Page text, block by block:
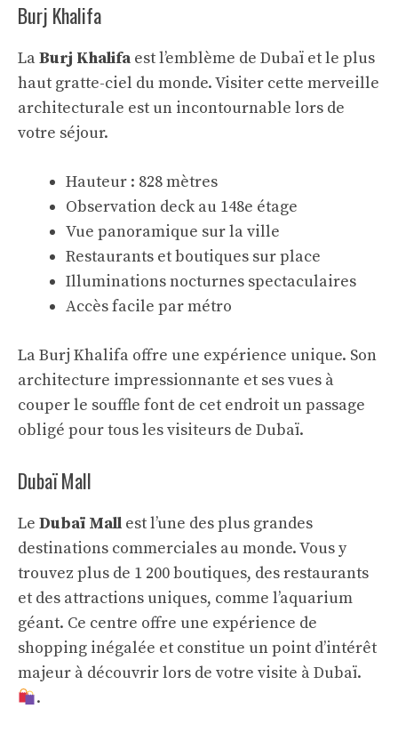
Burj Khalifa
LaBurj Khalifa est l’emblème de Dubaï et le plus
haut gratte-ciel du monde. Visiter cette merveille
architecturale est un incontournable lors de
votre séjour.
Hauteur : 828 mètres
Observation deck au 148e étage
Vue panoramique sur la ville
Restaurants et boutiques sur place
Illuminations nocturnes spectaculaires
Accès facile par métro
La Burj Khalifa offre une expérience unique. Son
architecture impressionnante et ses vues à
couper le souffle font de cet endroit un passage
obligé pour tous les visiteurs de Dubaï.
Dubaï Mall
Le Dubaï Mall est l’une des plus grandes
destinations commerciales au monde. Vous y
trouvez plus de 1 200 boutiques, des restaurants
et des attractions uniques, comme l’aquarium
géant. Ce centre offre une expérience de
shopping inégalée et constitue un point d’intérêt
majeur à découvrir lors de votre visite à Dubaï.
.